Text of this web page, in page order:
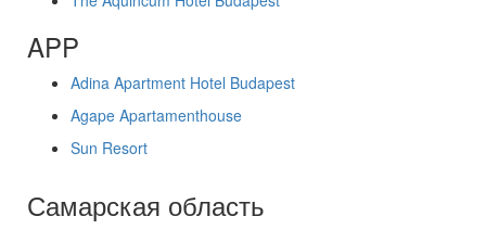
APP
Adina Apartment Hotel Budapest
Agape Apartamenthouse
Sun Resort
Самарская область